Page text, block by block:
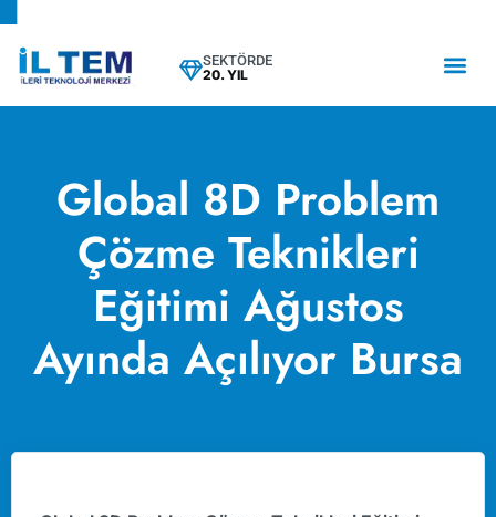
SEKTÖRDE
20. YIL
Global 8D Problem
Çözme Teknikleri
Eğitimi Ağustos
Ayında Açılıyor Bursa